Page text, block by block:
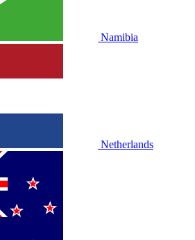
Namibia
Netherlands